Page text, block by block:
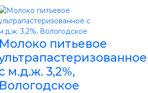
питьевое
м.д.ж. 3,2%,